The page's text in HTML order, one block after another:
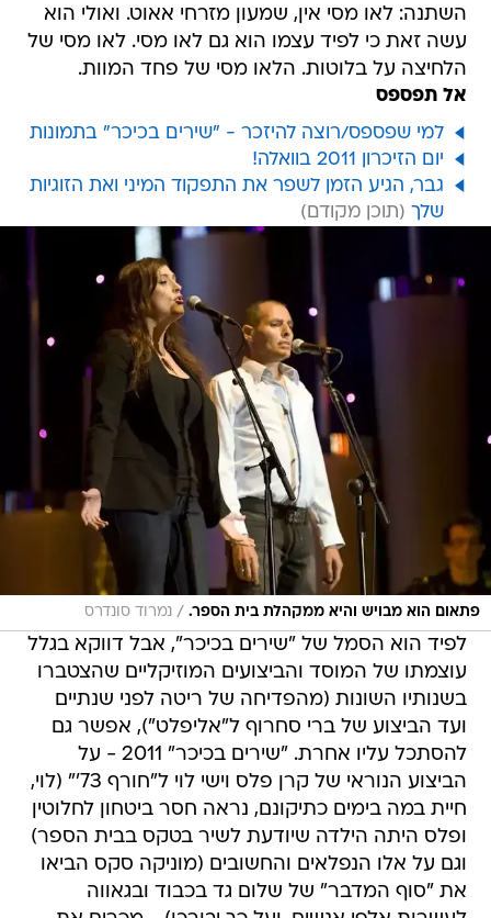
השתנה: לאו מסי אין, שמעון מזרחי אאוט. ואולי הוא
עשה זאת כי לפיד עצמו הוא גם לאו מסי. לאו מסי של
הלחיצה על בלוטות. הלאו מסי של פחד המוות.
אל תפספס
למי שפספס/רוצה להיזכר - "שירים בכיכר" בתמונות
יום הזיכרון 2011 בוואלה!
גבר, הגיע הזמן לשפר את התפקוד המיני ואת הזוגיות
שלך
פתאום הוא מבויש והיא ממקהלת בית הספר. / נמרוד סונדרס
לפיד הוא הסמל של "שירים בכיכר", אבל דווקא בגלל
עוצמתו של המוסד והביצועים המוזיקליים שהצטברו
בשנותיו השונות (מהפדיחה של ריטה לפני שנתיים
ועד הביצוע של ברי סחרוף ל"אליפלט"), אפשר גם
להסתכל עליו אחרת. "שירים בכיכר" 2011 - על
הביצוע הנוראי של קרן פלס וישי לוי ל"חורף 73'" (לוי,
חיית במה בימים כתיקונם, נראה חסר ביטחון לחלוטין
ופלס היתה הילדה שיודעת לשיר בטקס בבית הספר)
וגם על אלו הנפלאים והחשובים (מוניקה סקס הביאו
את "סוף המדבר" של שלום גד בכבוד ובגאווה